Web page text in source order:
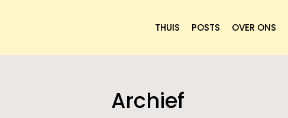
THUIS POSTS OVER ONS
Archief